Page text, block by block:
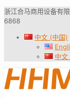
浙江合马商用设备有
6868
中文 (中国)
中文